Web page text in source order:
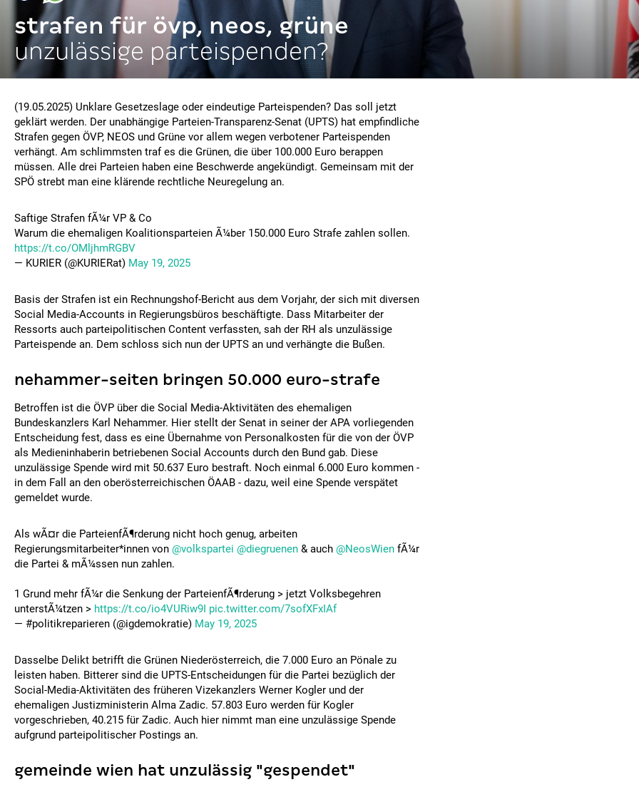
strafen für övp, neos, grüne
unzulässige parteispenden?
(19.05.2025) Unklare Gesetzeslage oder eindeutige Parteispenden? Das soll jetzt
geklärt werden. Der unabhängige Parteien-Transparenz-Senat (UPTS) hat empfindliche
Strafen gegen ÖVP, NEOS und Grüne vor allem wegen verbotener Parteispenden
verhängt. Am schlimmsten traf es die Grünen, die über 100.000 Euro berappen
müssen. Alle drei Parteien haben eine Beschwerde angekündigt. Gemeinsam mit der
SPÖ strebt man eine klärende rechtliche Neuregelung an.
Saftige Strafen fÃ¼r VP & Co
Warum die ehemaligen Koalitionsparteien Ã¼ber 150.000 Euro Strafe zahlen sollen.
https://t.co/OMljhmRGBV
— KURIER (@KURIERat) May 19, 2025
Basis der Strafen ist ein Rechnungshof-Bericht aus dem Vorjahr, der sich mit diversen
Social Media-Accounts in Regierungsbüros beschäftigte. Dass Mitarbeiter der
Ressorts auch parteipolitischen Content verfassten, sah der RH als unzulässige
Parteispende an. Dem schloss sich nun der UPTS an und verhängte die Bußen.
nehammer-seiten bringen 50.000 euro-strafe
Betroffen ist die ÖVP über die Social Media-Aktivitäten des ehemaligen
Bundeskanzlers Karl Nehammer. Hier stellt der Senat in seiner der APA vorliegenden
Entscheidung fest, dass es eine Übernahme von Personalkosten für die von der ÖVP
als Medieninhaberin betriebenen Social Accounts durch den Bund gab. Diese
unzulässige Spende wird mit 50.637 Euro bestraft. Noch einmal 6.000 Euro kommen -
in dem Fall an den oberösterreichischen ÖAAB - dazu, weil eine Spende verspätet
gemeldet wurde.
Als wÃ¤r die ParteienfÃ¶rderung nicht hoch genug, arbeiten
Regierungsmitarbeiter*innen von @volkspartei @diegruenen & auch @NeosWien fÃ¼r
die Partei & mÃ¼ssen nun zahlen.
1 Grund mehr fÃ¼r die Senkung der ParteienfÃ¶rderung > jetzt Volksbegehren
unterstÃ¼tzen > https://t.co/io4VURiw9I pic.twitter.com/7sofXFxIAf
— #politikreparieren (@igdemokratie) May 19, 2025
Dasselbe Delikt betrifft die Grünen Niederösterreich, die 7.000 Euro an Pönale zu
leisten haben. Bitterer sind die UPTS-Entscheidungen für die Partei bezüglich der
Social-Media-Aktivitäten des früheren Vizekanzlers Werner Kogler und der
ehemaligen Justizministerin Alma Zadic. 57.803 Euro werden für Kogler
vorgeschrieben, 40.215 für Zadic. Auch hier nimmt man eine unzulässige Spende
aufgrund parteipolitischer Postings an.
gemeinde wien hat unzulässig "gespendet"